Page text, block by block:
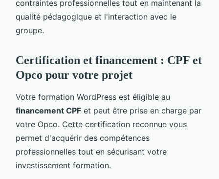
contraintes professionnelles tout en maintenant la
qualité pédagogique et l'interaction avec le
groupe.
Certification et financement : CPF et
Opco pour votre projet
Votre formation WordPress est éligible au
financement CPF et peut être prise en charge par
votre Opco. Cette certification reconnue vous
permet d'acquérir des compétences
professionnelles tout en sécurisant votre
investissement formation.